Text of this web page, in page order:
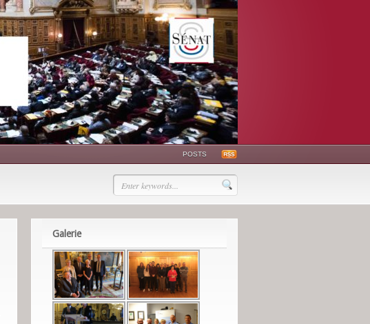
POSTS
Galerie